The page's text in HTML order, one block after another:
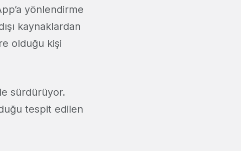
yönlendirme
kaynaklardan
olduğu kişi
sürdürüyor.
tespit edilen